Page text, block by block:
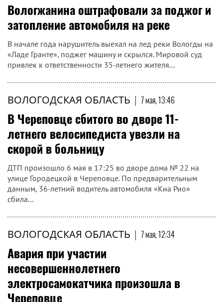
Вологжанина оштрафовали за поджог и
затопление автомобиля на реке
В начале года нарушитель выехал на лед реки Вологды на
«Ладе Гранте», поджег машину и скрылся. Мировой суд
привлек к ответственности 35-летнего жителя...
ВОЛОГОДСКАЯ ОБЛАСТЬ | 7 мая, 13:46
В Череповце сбитого во дворе 11-
летнего велосипедиста увезли на
скорой в больницу
ДТП произошло 6 мая в 17:25 во дворе дома № 22 на
улице Городецкой в Череповце. По предварительным
данным, 36-летний водитель автомобиля «Киа Рио»
сбила...
ВОЛОГОДСКАЯ ОБЛАСТЬ | 7 мая, 12:34
Авария при участии
несовершеннолетнего
электросамокатчика произошла в
Череповце